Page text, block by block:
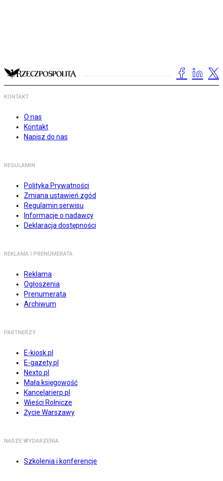
KONTAKT
O nas
Kontakt
Napisz do nas
REGULAMIN
Polityka Prywatności
Zmiana ustawień zgód
Regulamin serwisu
Informacje o nadawcy
Deklaracja dostępności
REKLAMA I PRENUMERATA
Reklama
Ogłoszenia
Prenumerata
Archiwum
PARTNERZY
E-kiosk.pl
E-gazety.pl
Nexto.pl
Mała księgowość
Kancelarierp.pl
Wieści Rolnicze
Życie Warszawy
NASZE WYDARZENIA
Szkolenia i konferencje